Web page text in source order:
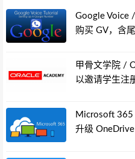
Google Voice
购买 GV，含
甲骨文学院 /
以邀请学生注
Microsoft 365
升级